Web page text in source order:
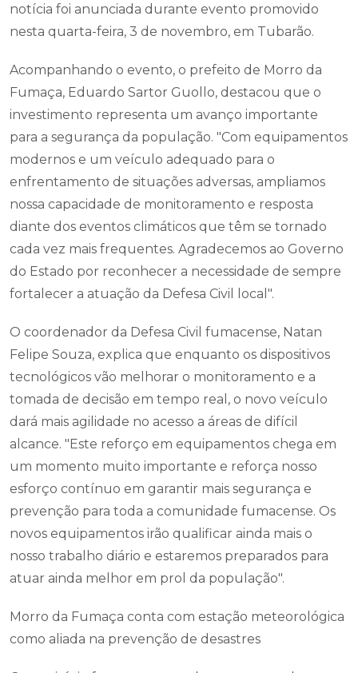
notícia foi anunciada durante evento promovido
nesta quarta-feira, 3 de novembro, em Tubarão.
Acompanhando o evento, o prefeito de Morro da
Fumaça, Eduardo Sartor Guollo, destacou que o
investimento representa um avanço importante
para a segurança da população. "Com equipamentos
modernos e um veículo adequado para o
enfrentamento de situações adversas, ampliamos
nossa capacidade de monitoramento e resposta
diante dos eventos climáticos que têm se tornado
cada vez mais frequentes. Agradecemos ao Governo
do Estado por reconhecer a necessidade de sempre
fortalecer a atuação da Defesa Civil local".
O coordenador da Defesa Civil fumacense, Natan
Felipe Souza, explica que enquanto os dispositivos
tecnológicos vão melhorar o monitoramento e a
tomada de decisão em tempo real, o novo veículo
dará mais agilidade no acesso a áreas de difícil
alcance. "Este reforço em equipamentos chega em
um momento muito importante e reforça nosso
esforço contínuo em garantir mais segurança e
prevenção para toda a comunidade fumacense. Os
novos equipamentos irão qualificar ainda mais o
nosso trabalho diário e estaremos preparados para
atuar ainda melhor em prol da população".
Morro da Fumaça conta com estação meteorológica
como aliada na prevenção de desastres